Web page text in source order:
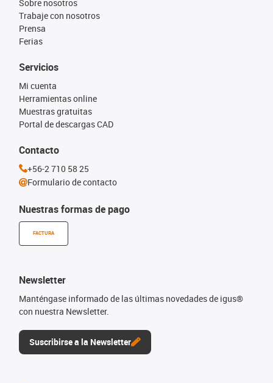
Sobre nosotros
Trabaje con nosotros
Prensa
Ferias
Nuestras formas de pago
FACTURA
Servicios
Mi cuenta
Herramientas online
Muestras gratuitas
Portal de descargas CAD
Newsletter
Manténgase informado de las últimas novedades de igus®
con nuestra Newsletter.
Suscribirse a la Newsletter
Contacto
+56-2 710 58 25
Formulario de contacto